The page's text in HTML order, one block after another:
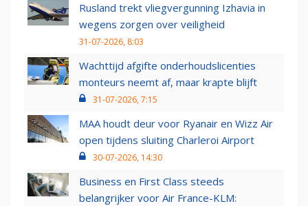
Rusland trekt vliegvergunning Izhavia in
wegens zorgen over veiligheid
31-07-2026, 8:03
Wachttijd afgifte onderhoudslicenties
monteurs neemt af, maar krapte blijft
31-07-2026, 7:15
MAA houdt deur voor Ryanair en Wizz Air
open tijdens sluiting Charleroi Airport
30-07-2026, 14:30
Business en First Class steeds
belangrijker voor Air France-KLM: